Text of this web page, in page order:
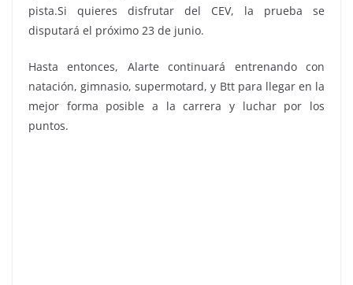
pista.Si quieres disfrutar del CEV, la prueba se
disputará el próximo 23 de junio.
Hasta entonces, Alarte continuará entrenando con
natación, gimnasio, supermotard, y Btt para llegar en la
mejor forma posible a la carrera y luchar por los
puntos.